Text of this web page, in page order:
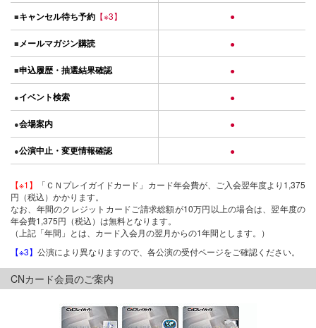
■キャンセル待ち予約 【※3】 ●
■メールマガジン購読 ●
■申込履歴・抽選結果確認 ●
●イベント検索 ●
●会場案内 ●
●公演中止・変更情報確認 ●
【※1】
「ＣＮプレイガイドカード」カード年会費が、ご入会翌年度より1,375
円（税込）かかります。
なお、年間のクレジットカードご請求総額が10万円以上の場合は、翌年度の
年会費1,375円（税込）は無料となります。
（上記「年間」とは、カード入会月の翌月からの1年間とします。）
【※3】 公演により異なりますので、各公演の受付ページをご確認ください。
CNカード会員のご案内